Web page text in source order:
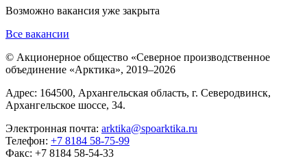
Возможно вакансия уже закрыта
Все вакансии
© Акционерное общество «Северное производственное
объединение «Арктика», 2019–2026
Адрес: 164500, Архангельская область, г. Северодвинск,
Архангельское шоссе, 34.
Электронная почта: arktika@spoarktika.ru
Телефон: +7 8184 58-75-99
Факс: +7 8184 58-54-33